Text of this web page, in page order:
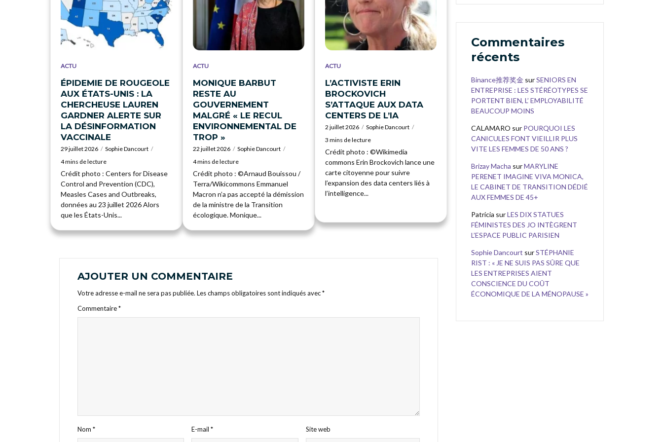
ACTU
ÉPIDEMIE DE ROUGEOLE
AUX ÉTATS-UNIS : LA
CHERCHEUSE LAUREN
GARDNER ALERTE SUR
LA DÉSINFORMATION
VACCINALE
29 juillet 2026
Sophie Dancourt
4 mins de lecture
Crédit photo : Centers for Disease
Control and Prevention (CDC),
Measles Cases and Outbreaks,
données au 23 juillet 2026 Alors
que les États-Unis...
ACTU
MONIQUE BARBUT
RESTE AU
GOUVERNEMENT
MALGRÉ « LE RECUL
ENVIRONNEMENTAL DE
TROP »
22 juillet 2026
Sophie Dancourt
4 mins de lecture
Crédit photo : ©Arnaud Bouissou /
Terra/Wikicommons Emmanuel
Macron n’a pas accepté la démission
de la ministre de la Transition
écologique. Monique...
ACTU
L’ACTIVISTE ERIN
BROCKOVICH
S’ATTAQUE AUX DATA
CENTERS DE L’IA
2 juillet 2026
Sophie Dancourt
3 mins de lecture
Crédit photo : ©Wikimedia
commons Erin Brockovich lance une
carte citoyenne pour suivre
l’expansion des data centers liés à
l’intelligence...
AJOUTER UN COMMENTAIRE
Votre adresse e-mail ne sera pas publiée. Les champs obligatoires sont indiqués avec*
Commentaire*
Nom * E-mail* Site web
Commentaires
récents
Binance推荐奖金 surSENIORS EN
ENTREPRISE : LES STÉRÉOTYPES SE
PORTENT BIEN, L’ EMPLOYABILITÉ
BEAUCOUP MOINS
CALAMARO sur POURQUOI LES
CANICULES FONT VIEILLIR PLUS
VITE LES FEMMES DE 50 ANS ?
Brizay Macha surMARYLINE
PERENET IMAGINE VIVA MONICA,
LE CABINET DE TRANSITION DÉDIÉ
AUX FEMMES DE 45+
Patricia surLES DIX STATUES
FÉMINISTES DES JO INTÈGRENT
L’ESPACE PUBLIC PARISIEN
Sophie Dancourt surSTÉPHANIE
RIST : « JE NE SUIS PAS SÛRE QUE
LES ENTREPRISES AIENT
CONSCIENCE DU COÛT
ÉCONOMIQUE DE LA MÉNOPAUSE »